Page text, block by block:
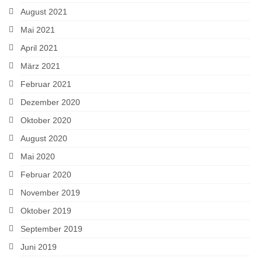
August 2021
Mai 2021
April 2021
März 2021
Februar 2021
Dezember 2020
Oktober 2020
August 2020
Mai 2020
Februar 2020
November 2019
Oktober 2019
September 2019
Juni 2019